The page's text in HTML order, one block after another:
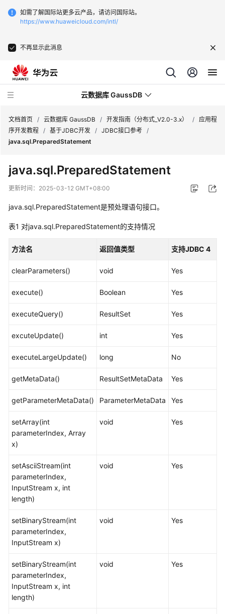
如需了解国际站更多云产品，请访问国际站。
https://www.huaweicloud.com/intl/
不再显示此消息
云数据库 GaussDB
动
态
服
公
品
绍
计
快
入
用
南
开
发
南
开
指
南
（分
布
文档首页 / 云数据库 GaussDB / 开发指南（分布式_V2.0-3.x） / 应用程
序开发教程 / 基于JDBC开发 / JDBC接口参考 /
java.sql.PreparedStatement
java.sql.PreparedStatement
更新时间： 2025-03-12 GMT+08:00
java.sql.PreparedStatement是预处理语句接口。
表1 对java.sql.PreparedStatement的支持情况
方法名 返回值类型 支持JDBC 4
clearParameters() void Yes
execute() Boolean Yes
executeQuery() ResultSet Yes
excuteUpdate() int Yes
executeLargeUpdate() long No
getMetaData() ResultSetMetaData Yes
getParameterMetaData() ParameterMetaData Yes
setArray(int
parameterIndex, Array
x)
void Yes
setAsciiStream(int
parameterIndex,
InputStream x, int
length)
void Yes
setBinaryStream(int
parameterIndex,
InputStream x)
void Yes
setBinaryStream(int
parameterIndex,
InputStream x, int
length)
void Yes